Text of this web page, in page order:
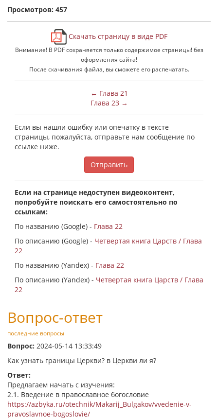
Просмотров: 457
Скачать страницу в виде PDF
Внимание! В PDF сохраняется только содержимое страницы! без
оформления сайта!
После скачивания файла, вы сможете его распечатать.
← Глава 21
Глава 23 →
Если вы нашли ошибку или опечатку в тексте
страницы, пожалуйста, отправьте нам сообщение по
ссылке ниже.
Отправить
Если на странице недоступен видеоконтент,
попробуйте поискать его самостоятельно по
ссылкам:
По названию (Google) - Глава 22
По описанию (Google) - Четвертая книга Царств / Глава
22
По названию (Yandex) - Глава 22
По описанию (Yandex) - Четвертая книга Царств / Глава
22
Вопрос-ответ
последние вопросы
Вопрос: 2024-05-14 13:33:49
Как узнать границы Церкви? в Церкви ли я?
Ответ:
Предлагаем начать с изучения:
2.1. Введение в православное богословие
https://azbyka.ru/otechnik/Makarij_Bulgakov/vvedenie-v-
pravoslavnoe-bogoslovie/